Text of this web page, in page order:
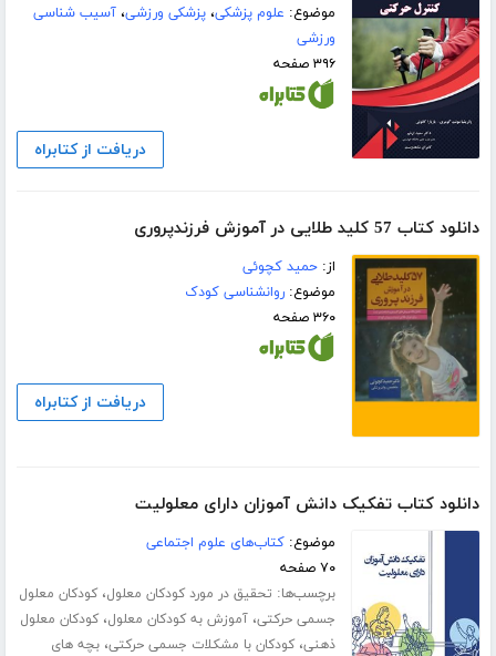
موضوع: علوم پزشکی،پزشکی ورزشی،آسیب شناسی
ورزشی
۳۹۶ صفحه
دریافت از کتابراه
دانلود کتاب 57 کلید طلایی در آموزش فرزند‌پروری
از:حمید کچوئی
موضوع:روانشناسی کودک
۳۶۰ صفحه
دریافت از کتابراه
دانلود کتاب تفکیک دانش آموزان دارای معلولیت
موضوع:کتاب‌های علوم اجتماعی
۷۰ صفحه
برچسب‌ها: تحقیق در مورد کودکان معلول،کودکان معلول
جسمی حرکتی،آموزش به کودکان معلول،کودکان معلول
ذهنی،کودکان با مشکلات جسمی حرکتی،بچه های